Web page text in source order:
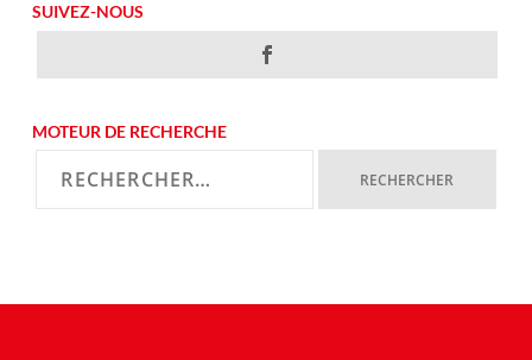
SUIVEZ-NOUS
MOTEUR DE RECHERCHE